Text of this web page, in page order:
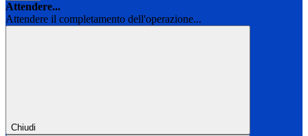
Attendere...
Attendere il completamento dell'operazione...
Chiudi